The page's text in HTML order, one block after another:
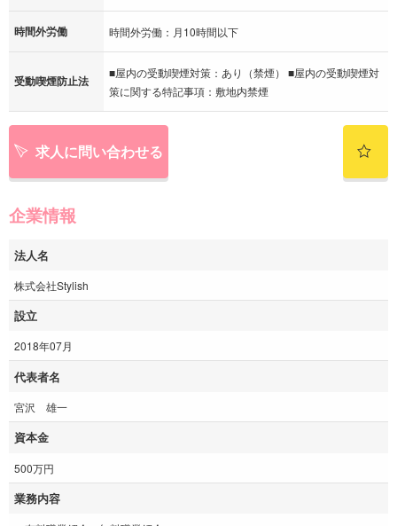
時間外労働 時間外労働：月10時間以下
受動喫煙防止法
■屋内の受動喫煙対策：あり（禁煙） ■屋内の受動喫煙対
策に関する特記事項：敷地内禁煙
求人に問い合わせる
企業情報
法人名
株式会社Stylish
設立
2018年07月
代表者名
宮沢 雄一
資本金
500万円
業務内容